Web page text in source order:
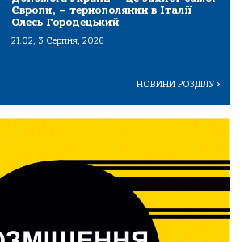
Європи, – тернополянин в Італії
Олесь Городецький
21:02, 3 Серпня, 2026
НОВИНИ РОЗДІЛУ>